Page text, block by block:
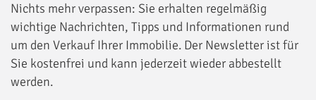
Nichts mehr verpassen: Sie erhalten regelmäßig
wichtige Nachrichten, Tipps und Informationen rund
um den Verkauf Ihrer Immobilie. Der Newsletter ist für
Sie kostenfrei und kann jederzeit wieder abbestellt
werden.